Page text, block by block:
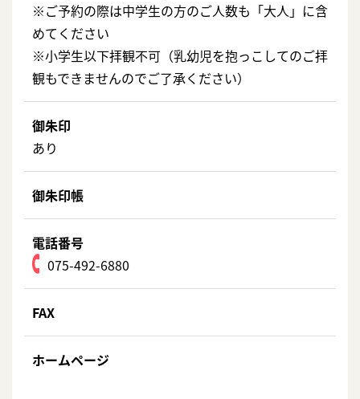
※ご予約の際は中学生の方のご人数も「大人」に含
めてください
※小学生以下拝観不可（乳幼児を抱っこしてのご拝
観もできませんのでご了承ください）
御朱印
あり
御朱印帳
電話番号
075-492-6880
FAX
ホームページ